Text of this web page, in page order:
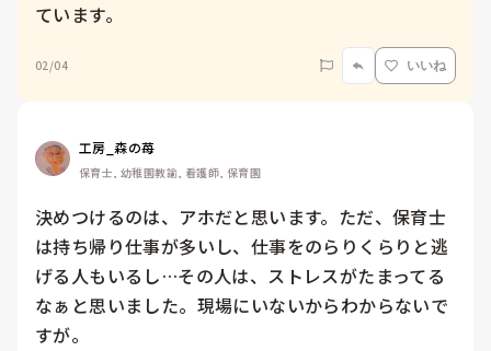
ています。
02/04 いいね
工房_森の苺
保育士, 幼稚園教諭, 看護師, 保育園
決めつけるのは、アホだと思います。ただ、保育士
は持ち帰り仕事が多いし、仕事をのらりくらりと逃
げる人もいるし…その人は、ストレスがたまってる
なぁと思いました。現場にいないからわからないで
すが。